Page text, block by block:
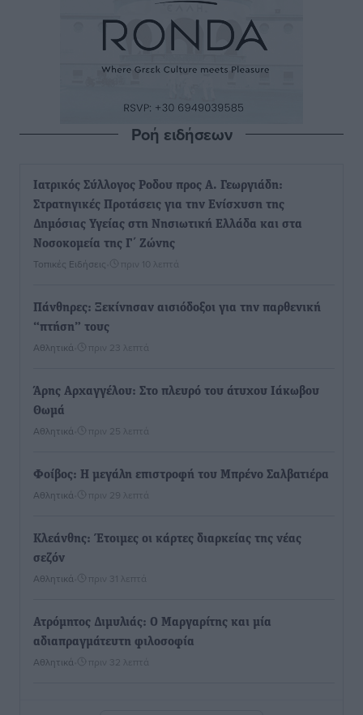
Ροή ειδήσεων
Iατρικός Σύλλογος Ροδου προς Α. Γεωργιάδη:
Στρατηγικές Προτάσεις για την Ενίσχυση της
Δημόσιας Υγείας στη Νησιωτική Ελλάδα και στα
Νοσοκομεία της Γ΄ Ζώνης
Τοπικές Ειδήσεις πριν 10 λεπτά
Πάνθηρες: Ξεκίνησαν αισιόδοξοι για την παρθενική
“πτήση” τους
Αθλητικά πριν 23 λεπτά
Άρης Αρχαγγέλου: Στο πλευρό του άτυχου Ιάκωβου
Θωμά
Αθλητικά πριν 25 λεπτά
Φοίβος: Η μεγάλη επιστροφή του Μπρένο Σαλβατιέρα
Αθλητικά πριν 29 λεπτά
Κλεάνθης: Έτοιμες οι κάρτες διαρκείας της νέας
σεζόν
Αθλητικά πριν 31 λεπτά
Ατρόμητος Διμυλιάς: Ο Μαργαρίτης και μία
αδιαπραγμάτευτη φιλοσοφία
Αθλητικά πριν 32 λεπτά